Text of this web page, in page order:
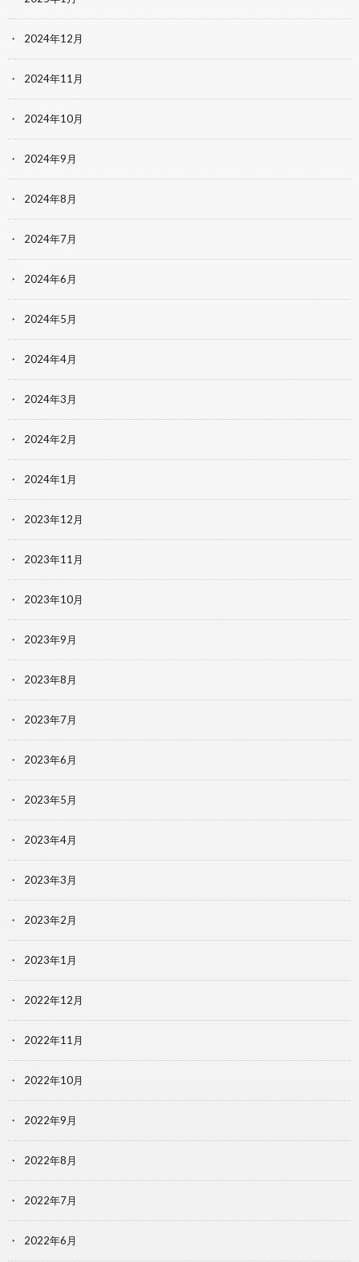
2024年12月
2024年11月
2024年10月
2024年9月
2024年8月
2024年7月
2024年6月
2024年5月
2024年4月
2024年3月
2024年2月
2024年1月
2023年12月
2023年11月
2023年10月
2023年9月
2023年8月
2023年7月
2023年6月
2023年5月
2023年4月
2023年3月
2023年2月
2023年1月
2022年12月
2022年11月
2022年10月
2022年9月
2022年8月
2022年7月
2022年6月